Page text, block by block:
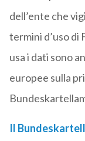
dell’ente che
termini d’uso di
usa i dati sono
europee sulla
Il